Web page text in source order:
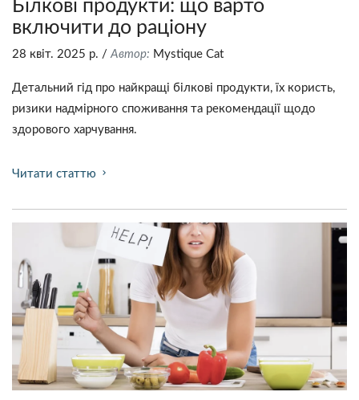
Білкові продукти: що варто
включити до раціону
28 квіт. 2025 р. / Автор: Mystique Сat
Детальний гід про найкращі білкові продукти, їх користь,
ризики надмірного споживання та рекомендації щодо
здорового харчування.
Читати статтю chevron_right